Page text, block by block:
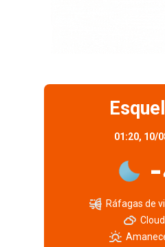
01:20, 10/
Ráfagas de